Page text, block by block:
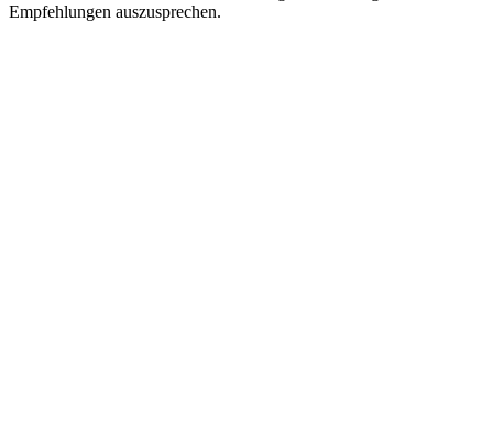
Empfehlungen auszusprechen.